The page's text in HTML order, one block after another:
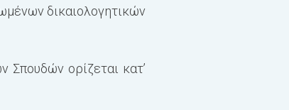
δικαιολογητικών
Σπουδών ορίζεται κατ’